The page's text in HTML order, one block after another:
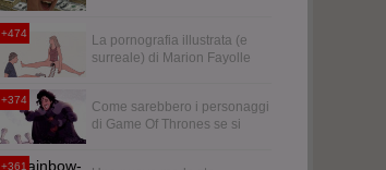
La pornografia illustrata (e
surreale) di Marion Fayolle
+474
Come sarebbero i personaggi
di Game Of Thrones se si
+374
+361